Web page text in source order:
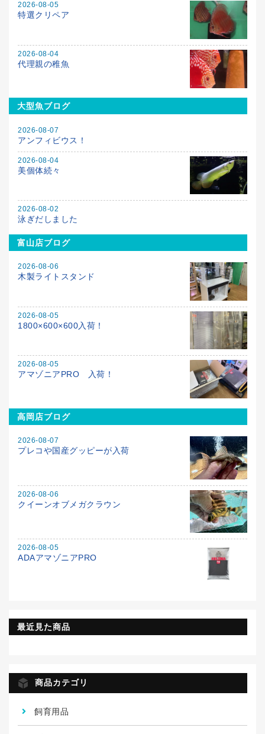
2026-08-05
特選クリペア
2026-08-04
代理親の稚魚
大型魚ブログ
2026-08-07
アンフィビウス！
2026-08-04
美個体続々
2026-08-02
泳ぎだしました
富山店ブログ
2026-08-06
木製ライトスタンド
2026-08-05
1800×600×600入荷！
2026-08-05
アマゾニアPRO 入荷！
高岡店ブログ
2026-08-07
プレコや国産グッピーが入荷
2026-08-06
クイーンオブメガクラウン
2026-08-05
ADAアマゾニアPRO
最近見た商品
商品カテゴリ
飼育用品